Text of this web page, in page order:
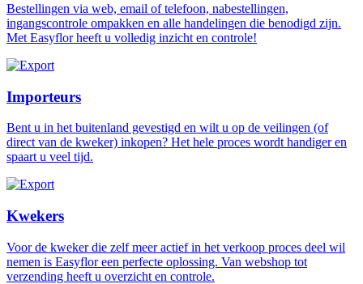
Bestellingen via web, email of telefoon, nabestellingen,
ingangscontrole ompakken en alle handelingen die benodigd zijn.
Met Easyflor heeft u volledig inzicht en controle!
Importeurs
Bent u in het buitenland gevestigd en wilt u op de veilingen (of
direct van de kweker) inkopen? Het hele proces wordt handiger en
spaart u veel tijd.
Kwekers
Voor de kweker die zelf meer actief in het verkoop proces deel wil
nemen is Easyflor een perfecte oplossing. Van webshop tot
verzending heeft u overzicht en controle.